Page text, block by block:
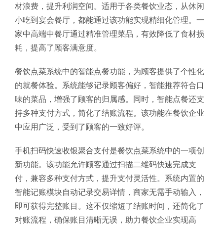
材浪费，提升利润空间。适用于各类餐饮业态，从休闲
小吃到宴会餐厅，都能通过该功能实现精细化管理。一
家中高端中餐厅通过精准管理菜品，有效降低了食材损
耗，提高了顾客满意度。
餐饮点菜系统中的智能点餐功能，为顾客提供了个性化
的就餐体验。系统能够记录顾客偏好，智能推荐符合口
味的菜品，增强了顾客的归属感。同时，智能点餐还支
持多种支付方式，简化了结账流程。该功能在餐饮企业
中应用广泛，受到了顾客的一致好评。
手机扫码快速收银聚合支付是餐饮点菜系统中的一项创
新功能。该功能允许顾客通过扫描二维码快速完成支
付，兼容多种支付方式，提升支付灵活性。系统内置的
智能记账模块自动记录交易详情，商家无需手动输入，
即可获得完整账目。这不仅缩短了结账时间，还简化了
对账流程，确保账目清晰无误，助力餐饮企业实现高